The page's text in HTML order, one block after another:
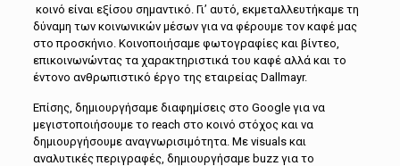
κοινό είναι εξίσου σημαντικό. Γι’ αυτό, εκμεταλλευτήκαμε τη
δύναμη των κοινωνικών μέσων για να φέρουμε τον καφέ μας
στο προσκήνιο. Κοινοποιήσαμε φωτογραφίες και βίντεο,
επικοινωνώντας τα χαρακτηριστικά του καφέ αλλά και το
έντονο ανθρωπιστικό έργο της εταιρείας Dallmayr.
Επίσης, δημιουργήσαμε διαφημίσεις στο Google για να
μεγιστοποιήσουμε το reach στο κοινό στόχος και να
δημιουργήσουμε αναγνωρισιμότητα. Με visuals και
αναλυτικές περιγραφές, δημιουργήσαμε buzz για το